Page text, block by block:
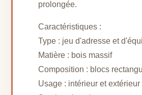
prolongée.
Caractéristiques :
Type : jeu d'adresse et
Matière : bois massif
Composition : blocs
Usage : intérieur et extérieur